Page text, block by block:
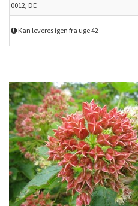
0012, DE
Kan leveres igen fra uge 42